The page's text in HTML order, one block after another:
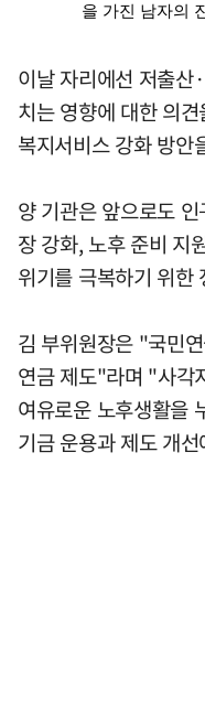
이날 자리에선 저출산
치는 영향에 대한 의
복지서비스 강화 방안
양 기관은 앞으로도
장 강화, 노후 준비 지
위기를 극복하기 위한
김 부위원장은 "국민
연금 제도"라며 "사각
여유로운 노후생활을
기금 운용과 제도 개